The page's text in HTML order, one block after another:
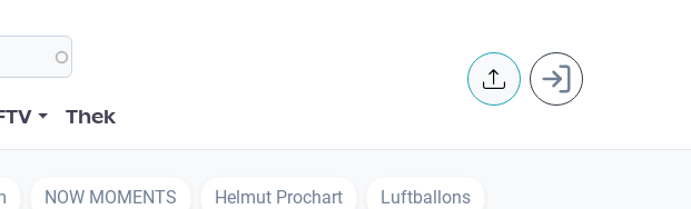
Thek
User
NOW MOMENTS Helmut Prochart Luftballons